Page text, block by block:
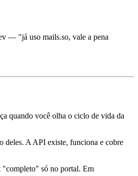
— "já uso mails.so, vale a pena
quando você olha o ciclo de vida da
deles. A API existe, funciona e cobre
"completo" só no portal. Em